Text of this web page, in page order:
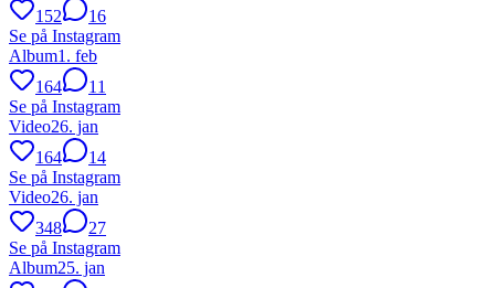
152
16
Se på Instagram
Album1. feb
164
11
Se på Instagram
Video26. jan
164
14
Se på Instagram
Video26. jan
348
27
Se på Instagram
Album25. jan